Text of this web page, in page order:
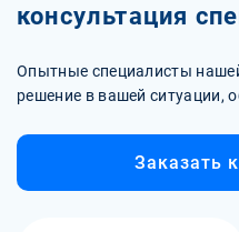
консультация
Опытные специалисты
решение в вашей ситуации,
Заказать